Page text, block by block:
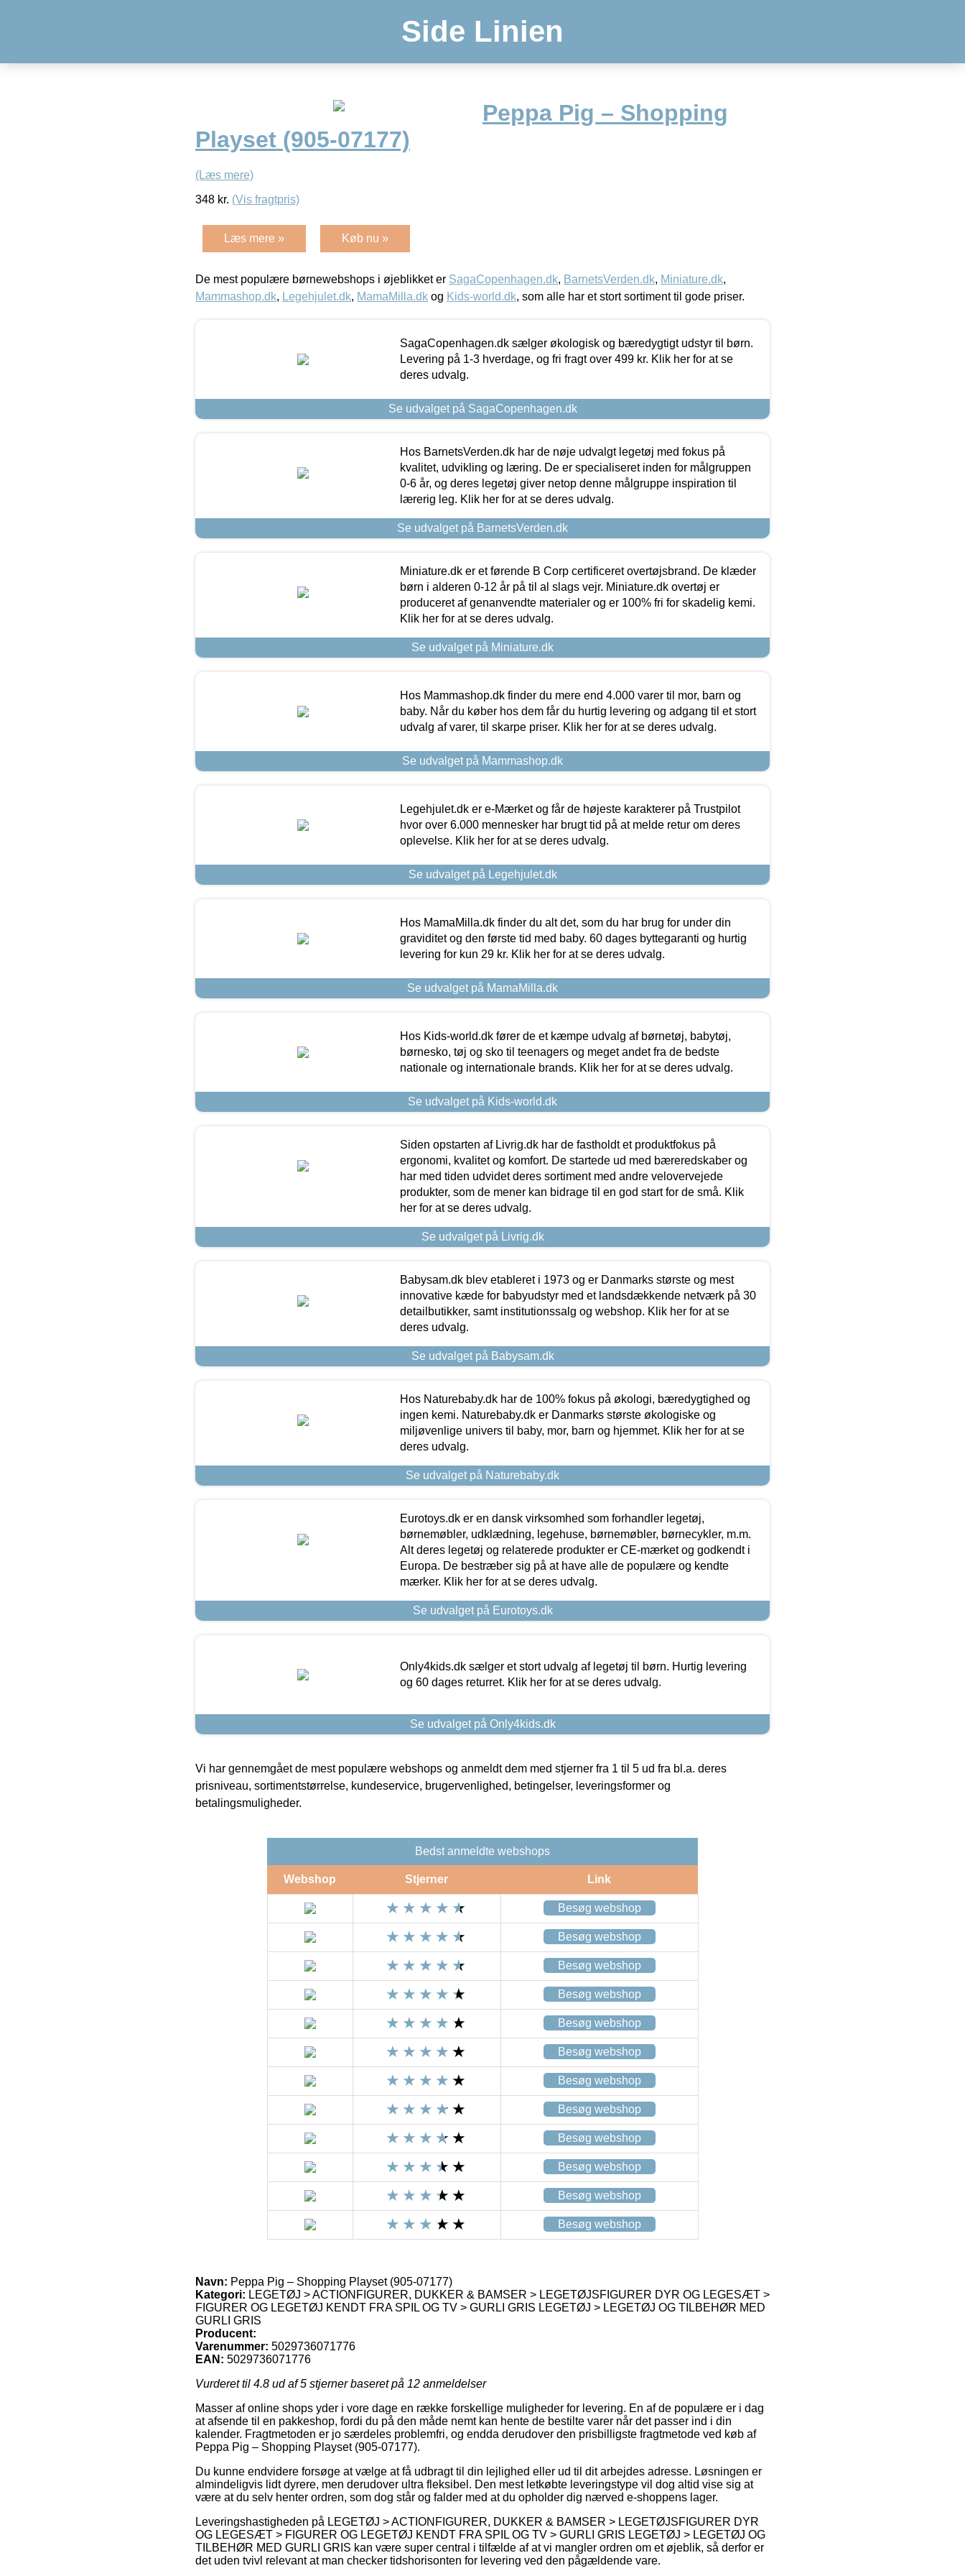
Side Linien
Peppa Pig – Shopping
Playset (905-07177)
(Læs mere)
348 kr. (Vis fragtpris)
Læs mere » Køb nu »
De mest populære børnewebshops i øjeblikket er SagaCopenhagen.dk, BarnetsVerden.dk, Miniature.dk,
Mammashop.dk, Legehjulet.dk, MamaMilla.dk og Kids-world.dk, som alle har et stort sortiment til gode priser.
SagaCopenhagen.dk sælger økologisk og bæredygtigt udstyr til børn.
Levering på 1-3 hverdage, og fri fragt over 499 kr. Klik her for at se
deres udvalg.
Se udvalget på SagaCopenhagen.dk
Hos BarnetsVerden.dk har de nøje udvalgt legetøj med fokus på
kvalitet, udvikling og læring. De er specialiseret inden for målgruppen
0-6 år, og deres legetøj giver netop denne målgruppe inspiration til
lærerig leg. Klik her for at se deres udvalg.
Se udvalget på BarnetsVerden.dk
Miniature.dk er et førende B Corp certificeret overtøjsbrand. De klæder
børn i alderen 0-12 år på til al slags vejr. Miniature.dk overtøj er
produceret af genanvendte materialer og er 100% fri for skadelig kemi.
Klik her for at se deres udvalg.
Se udvalget på Miniature.dk
Hos Mammashop.dk finder du mere end 4.000 varer til mor, barn og
baby. Når du køber hos dem får du hurtig levering og adgang til et stort
udvalg af varer, til skarpe priser. Klik her for at se deres udvalg.
Se udvalget på Mammashop.dk
Legehjulet.dk er e-Mærket og får de højeste karakterer på Trustpilot
hvor over 6.000 mennesker har brugt tid på at melde retur om deres
oplevelse. Klik her for at se deres udvalg.
Se udvalget på Legehjulet.dk
Hos MamaMilla.dk finder du alt det, som du har brug for under din
graviditet og den første tid med baby. 60 dages byttegaranti og hurtig
levering for kun 29 kr. Klik her for at se deres udvalg.
Se udvalget på MamaMilla.dk
Hos Kids-world.dk fører de et kæmpe udvalg af børnetøj, babytøj,
børnesko, tøj og sko til teenagers og meget andet fra de bedste
nationale og internationale brands. Klik her for at se deres udvalg.
Se udvalget på Kids-world.dk
Siden opstarten af Livrig.dk har de fastholdt et produktfokus på
ergonomi, kvalitet og komfort. De startede ud med bæreredskaber og
har med tiden udvidet deres sortiment med andre velovervejede
produkter, som de mener kan bidrage til en god start for de små. Klik
her for at se deres udvalg.
Se udvalget på Livrig.dk
Babysam.dk blev etableret i 1973 og er Danmarks største og mest
innovative kæde for babyudstyr med et landsdækkende netværk på 30
detailbutikker, samt institutionssalg og webshop. Klik her for at se
deres udvalg.
Se udvalget på Babysam.dk
Hos Naturebaby.dk har de 100% fokus på økologi, bæredygtighed og
ingen kemi. Naturebaby.dk er Danmarks største økologiske og
miljøvenlige univers til baby, mor, barn og hjemmet. Klik her for at se
deres udvalg.
Se udvalget på Naturebaby.dk
Eurotoys.dk er en dansk virksomhed som forhandler legetøj,
børnemøbler, udklædning, legehuse, børnemøbler, børnecykler, m.m.
Alt deres legetøj og relaterede produkter er CE-mærket og godkendt i
Europa. De bestræber sig på at have alle de populære og kendte
mærker. Klik her for at se deres udvalg.
Se udvalget på Eurotoys.dk
Only4kids.dk sælger et stort udvalg af legetøj til børn. Hurtig levering
og 60 dages returret. Klik her for at se deres udvalg.
Se udvalget på Only4kids.dk
Vi har gennemgået de mest populære webshops og anmeldt dem med stjerner fra 1 til 5 ud fra bl.a. deres
prisniveau, sortimentstørrelse, kundeservice, brugervenlighed, betingelser, leveringsformer og
betalingsmuligheder.
Bedst anmeldte webshops
Webshop Stjerner Link
Besøg webshop
Besøg webshop
Besøg webshop
Besøg webshop
Besøg webshop
Besøg webshop
Besøg webshop
Besøg webshop
Besøg webshop
Besøg webshop
Besøg webshop
Besøg webshop
Navn: Peppa Pig – Shopping Playset (905-07177)
Kategori: LEGETØJ > ACTIONFIGURER, DUKKER & BAMSER > LEGETØJSFIGURER DYR OG LEGESÆT >
FIGURER OG LEGETØJ KENDT FRA SPIL OG TV > GURLI GRIS LEGETØJ > LEGETØJ OG TILBEHØR MED
GURLI GRIS
Producent:
Varenummer: 5029736071776
EAN: 5029736071776
Vurderet til 4.8 ud af 5 stjerner baseret på 12 anmeldelser
Masser af online shops yder i vore dage en række forskellige muligheder for levering. En af de populære er i dag
at afsende til en pakkeshop, fordi du på den måde nemt kan hente de bestilte varer når det passer ind i din
kalender. Fragtmetoden er jo særdeles problemfri, og endda derudover den prisbilligste fragtmetode ved køb af
Peppa Pig – Shopping Playset (905-07177).
Du kunne endvidere forsøge at vælge at få udbragt til din lejlighed eller ud til dit arbejdes adresse. Løsningen er
almindeligvis lidt dyrere, men derudover ultra fleksibel. Den mest letkøbte leveringstype vil dog altid vise sig at
være at du selv henter ordren, som dog står og falder med at du opholder dig nærved e-shoppens lager.
Leveringshastigheden på LEGETØJ > ACTIONFIGURER, DUKKER & BAMSER > LEGETØJSFIGURER DYR
OG LEGESÆT > FIGURER OG LEGETØJ KENDT FRA SPIL OG TV > GURLI GRIS LEGETØJ > LEGETØJ OG
TILBEHØR MED GURLI GRIS kan være super central i tilfælde af at vi mangler ordren om et øjeblik, så derfor er
det uden tvivl relevant at man checker tidshorisonten for levering ved den pågældende vare.